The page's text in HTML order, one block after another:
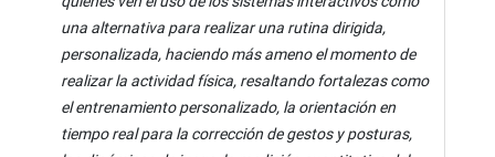
una alternativa para realizar una rutina dirigida,
personalizada, haciendo más ameno el momento de
realizar la actividad física, resaltando fortalezas como
el entrenamiento personalizado, la orientación en
tiempo real para la corrección de gestos y posturas,